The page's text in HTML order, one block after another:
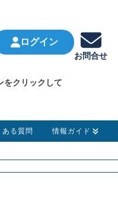
ログイン
をクリックして
お問合せ
ある質問 情報ガイド